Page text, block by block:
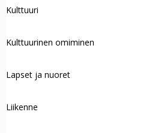
Kulttuuri
Kulttuurinen omiminen
Lapset ja nuoret
Liikenne